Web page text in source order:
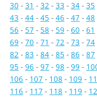
30 - 31 - 32 - 33 - 34 - 35
43 - 44 - 45 - 46 - 47 - 48
56 - 57 - 58 - 59 - 60 - 61
69 - 70 - 71 - 72 - 73 - 74
82 - 83 - 84 - 85 - 86 - 87
95 - 96 - 97 - 98 - 99 -
106 - 107 - 108 - 109 -
116 - 117 - 118 - 119 -